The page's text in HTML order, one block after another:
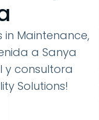
in Maintenance,
a Sanya
y consultora
Solutions!